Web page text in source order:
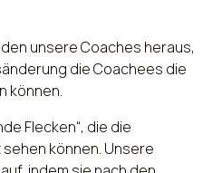
unsere Coaches heraus,
die Coachees die
können.
Flecken“, die die
können. Unsere